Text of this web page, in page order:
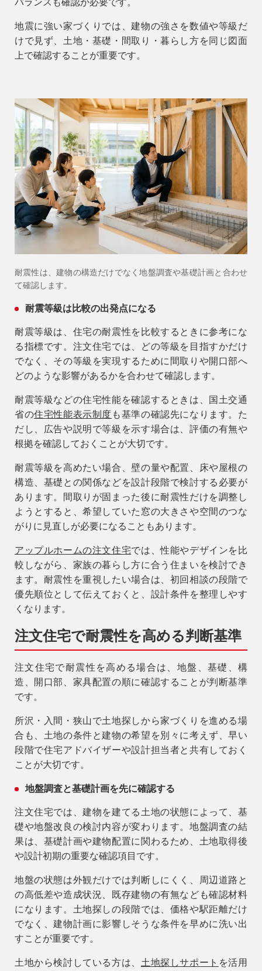
バランスも確認が必要です。
地震に強い家づくりでは、建物の強さを数値や等級だ
けで見ず、土地・基礎・間取り・暮らし方を同じ図面
上で確認することが重要です。
耐震性は、建物の構造だけでなく地盤調査や基礎計画と合わせ
て確認します。
耐震等級は比較の出発点になる
耐震等級は、住宅の耐震性を比較するときに参考にな
る指標です。注文住宅では、どの等級を目指すかだけ
でなく、その等級を実現するために間取りや開口部へ
どのような影響があるかを合わせて確認します。
耐震等級などの住宅性能を確認するときは、国土交通
省の住宅性能表示制度 も基準の確認先になります。た
だし、広告や説明で等級を示す場合は、評価の有無や
根拠を確認しておくことが大切です。
耐震等級を高めたい場合、壁の量や配置、床や屋根の
構造、基礎との関係などを設計段階で検討する必要が
あります。間取りが固まった後に耐震性だけを調整し
ようとすると、希望していた窓の大きさや空間のつな
がりに見直しが必要になることもあります。
アップルホームの注文住宅では、性能やデザインを比
較しながら、家族の暮らし方に合う住まいを検討でき
ます。耐震性を重視したい場合は、初回相談の段階で
優先順位として伝えておくと、設計条件を整理しやす
くなります。
注文住宅で耐震性を高める判断基準
注文住宅で耐震性を高める場合は、地盤、基礎、構
造、開口部、家具配置の順に確認することが判断基準
です。
所沢・入間・狭山で土地探しから家づくりを進める場
合も、土地の条件と建物の希望を別々に考えず、早い
段階で住宅アドバイザーや設計担当者と共有しておく
ことが大切です。
地盤調査と基礎計画を先に確認する
注文住宅では、建物を建てる土地の状態によって、基
礎や地盤改良の検討内容が変わります。地盤調査の結
果は、基礎計画や建物配置に関わるため、土地取得後
や設計初期の重要な確認項目です。
地盤の状態は外観だけでは判断しにくく、周辺道路と
の高低差や造成状況、既存建物の有無なども確認材料
になります。土地探しの段階では、価格や駅距離だけ
でなく、建物計画に影響しそうな条件を早めに洗い出
すことが重要です。
土地から検討している方は、 土地探しサポート を活用